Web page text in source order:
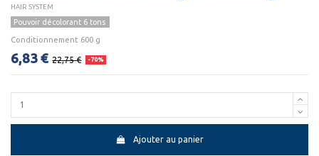
HAIR SYSTEM
Pouvoir décolorant 6 tons
Conditionnement 600 g
6,83 € 22,75 € -70%
Ajouter au panier